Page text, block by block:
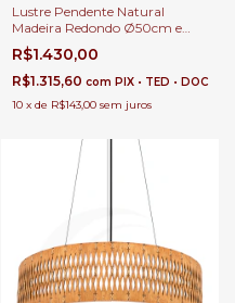
Lustre Pendente Natural
Madeira Redondo Ø50cm e
Ø70cm 1x E-27 Para Sala de
Jantar e Estar | Linha Carimbó
R$1.430,00
R$1.315,60 com PIX • TED • DOC
10 x de R$143,00 sem juros